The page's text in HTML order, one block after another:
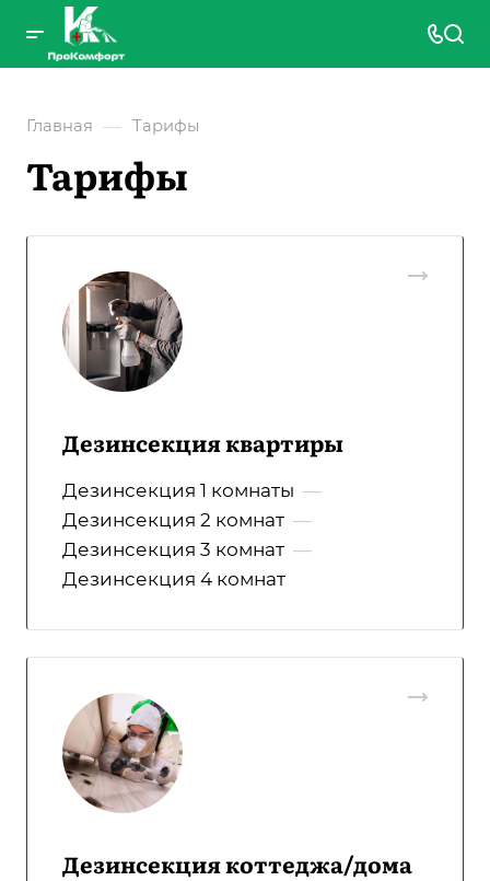
Главная — Тарифы
Тарифы
Дезинсекция квартиры
Дезинсекция 1 комнаты —
Дезинсекция 2 комнат —
Дезинсекция 3 комнат —
Дезинсекция 4 комнат
Дезинсекция коттеджа/дома